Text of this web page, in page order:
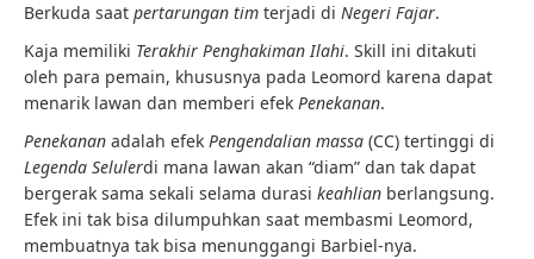
Berkuda saat pertarungan tim terjadi di Negeri Fajar.
Kaja memiliki Terakhir Penghakiman Ilahi. Skill ini ditakuti
oleh para pemain, khususnya pada Leomord karena dapat
menarik lawan dan memberi efek Penekanan.
Penekanan adalah efek Pengendalian massa (CC) tertinggi di
Legenda Selulerdi mana lawan akan “diam” dan tak dapat
bergerak sama sekali selama durasi keahlian berlangsung.
Efek ini tak bisa dilumpuhkan saat membasmi Leomord,
membuatnya tak bisa menunggangi Barbiel-nya.